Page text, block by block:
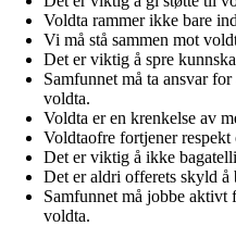
Voldta rammer ikke bare
Vi må stå sammen mot
Det er viktig å spre
Samfunnet må ta ansvar
voldta.
Voldta er en krenkelse av
Voldtaofre fortjener respekt
Det er viktig å ikke
Det er aldri offerets skyld å
Samfunnet må jobbe aktivt
voldta.